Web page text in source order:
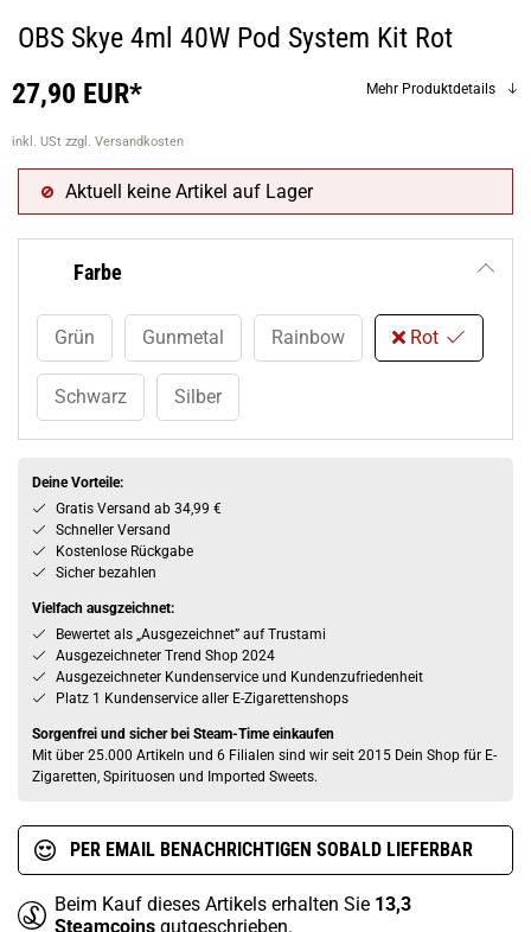
OBS Skye 4ml 40W Pod System Kit Rot
27,90 EUR*
inkl. USt zzgl. Versandkosten
Mehr Produktdetails
Aktuell keine Artikel auf Lager
Farbe
Grün Gunmetal Rainbow Rot
Schwarz Silber
Deine Vorteile:
Gratis Versand ab 34,99 €
Schneller Versand
Kostenlose Rückgabe
Sicher bezahlen
Vielfach ausgzeichnet:
Bewertet als „Ausgezeichnet” auf Trustami
Ausgezeichneter Trend Shop 2024
Ausgezeichneter Kundenservice und Kundenzufriedenheit
Platz 1 Kundenservice aller E-Zigarettenshops
Sorgenfrei und sicher bei Steam-Time einkaufen
Mit über 25.000 Artikeln und 6 Filialen sind wir seit 2015 Dein Shop für E-
Zigaretten, Spirituosen und Imported Sweets.
PER EMAIL BENACHRICHTIGEN SOBALD LIEFERBAR
Beim Kauf dieses Artikels erhalten Sie 13,3
Steamcoins gutgeschrieben.